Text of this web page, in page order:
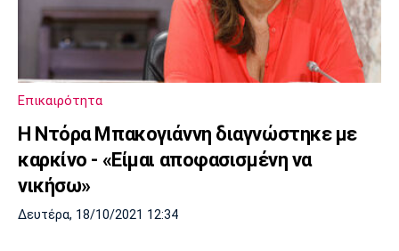
Επικαιρότητα
Η Ντόρα Μπακογιάννη διαγνώστηκε με
καρκίνο - «Είμαι αποφασισμένη να
νικήσω»
Δευτέρα, 18/10/2021 12:34